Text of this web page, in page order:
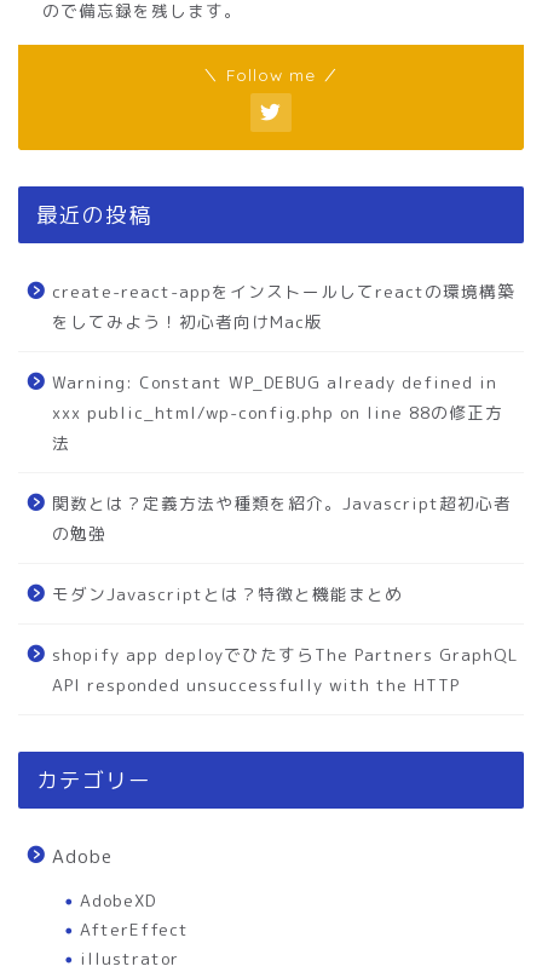
ので備忘録を残します。
＼ Follow me ／
最近の投稿
create-react-appをインストールしてreactの環境構築
をしてみよう！初心者向けMac版
Warning: Constant WP_DEBUG already defined in
xxx public_html/wp-config.php on line 88の修正方
法
関数とは？定義方法や種類を紹介。Javascript超初心者
の勉強
モダンJavascriptとは？特徴と機能まとめ
shopify app deployでひたすらThe Partners GraphQL
API responded unsuccessfully with the HTTP
カテゴリー
Adobe
AdobeXD
AfterEffect
illustrator